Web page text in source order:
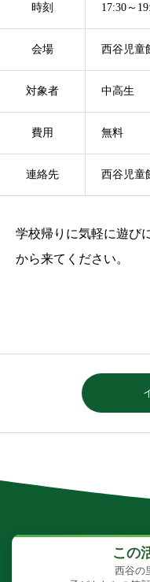
時刻 17:30～
会場 西谷児童
対象者 中高生
費用 無料
連絡先 西谷児童
学校帰りに気軽に遊び
から来てください。
この
西谷の